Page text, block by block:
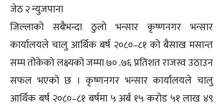
जेठ २ न्युजपाना
जिल्लाको सबैभन्दा ठुलो भन्सार कृष्णनगर भन्सार
कार्यालयले चालु आर्थिक बर्ष २०८०–८१ को बैसाख मसान्त
सम्म तोकेको लक्ष्यको जम्मा ७० .७६ प्रतिशत राजस्व उठाउन
सफल भएको छ । कृष्णनगर भन्सार कार्यालयले चालु
आर्थिक बर्ष २०८०–८१ बर्षमा ५ अर्ब १५ करोड ५१ लाख ४९